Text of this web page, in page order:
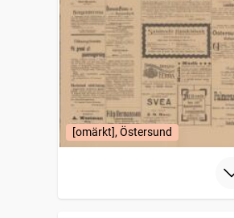
[omärkt], Östersund